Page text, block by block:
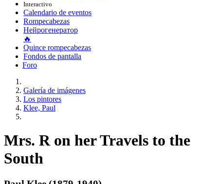
Interactivo
Calendario de eventos
Rompecabezas
Нейрогенератор
🔥
Quince rompecabezas
Fondos de pantalla
Foro
Galería de imágenes
Los pintores
Klee, Paul
Mrs. R on her Travels to the
South